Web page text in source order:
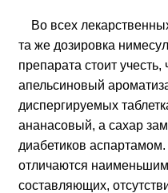
Во всех
та же дозировка
препарата стоит
апельсиновый
диспергируемых
ананасовый, а сахар
диабетиков
отличаются
составляющих,